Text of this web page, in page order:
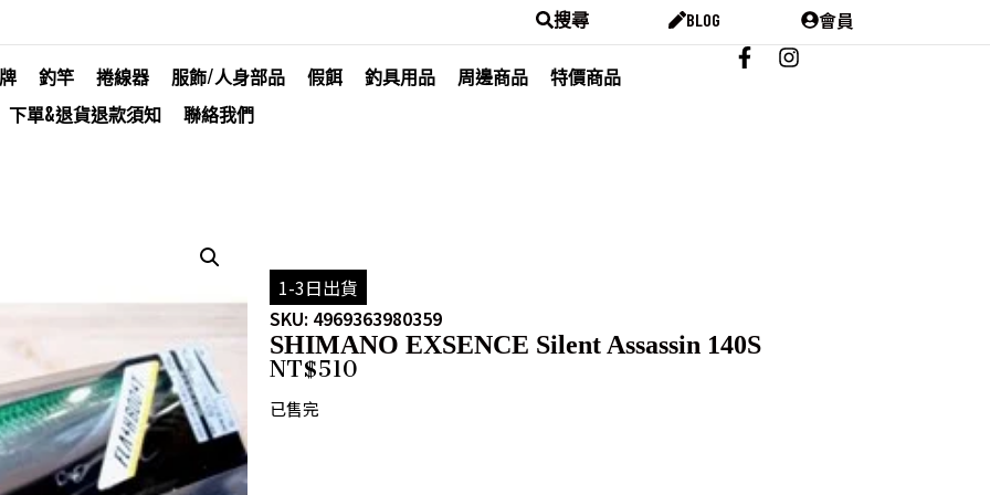
搜尋 BLOG 會員
釣竿 捲線器 服飾/人身部品 假餌 釣具用品 周邊商品
特價商品
下單&退貨退款須知
聯絡我們
1-3日出貨
SKU: 4969363980359
SHIMANO EXSENCE Silent Assassin 140S
NT$510
已售完